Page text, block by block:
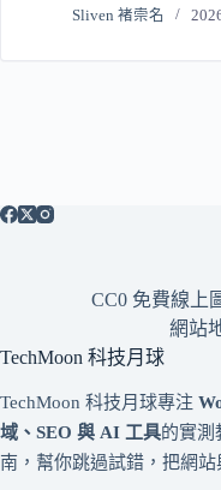
Sliven 褚崇名
CC0 免費線上
網站
TechMoon 科技月球
TechMoon 科技月球專注
域、SEO 與 AI 工具的實測
南，幫你跳過試錯，把網